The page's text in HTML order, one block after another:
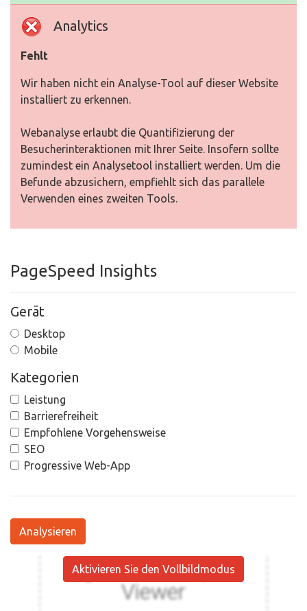
Analytics
Fehlt
Wir haben nicht ein Analyse-Tool auf dieser Website
installiert zu erkennen.
Webanalyse erlaubt die Quantifizierung der
Besucherinteraktionen mit Ihrer Seite. Insofern sollte
zumindest ein Analysetool installiert werden. Um die
Befunde abzusichern, empfiehlt sich das parallele
Verwenden eines zweiten Tools.
PageSpeed Insights
Gerät
Desktop
Mobile
Kategorien
Leistung
Barrierefreiheit
Empfohlene Vorgehensweise
SEO
Progressive Web-App
Analysieren
Aktivieren Sie den Vollbildmodus